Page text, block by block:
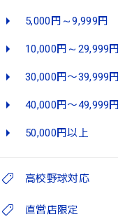
5,000円～9,999円
10,000円～29,999円
30,000円〜39,999円
40,000円〜49,999円
50,000円以上
高校野球対応
直営店限定